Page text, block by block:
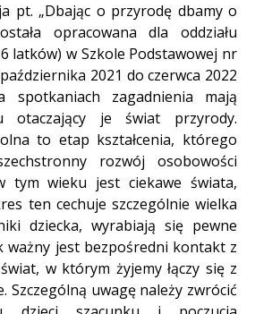
o przyrodę dbamy o
opracowana dla oddziału
latków) w Szkole Podstawowej nr
2021 do czerwca 2022
spotkaniach zagadnienia mają
otaczający je świat przyrody.
to etap kształcenia, którego
rozwój osobowości
tym wieku jest ciekawe świata,
ten cechuje szczególnie wielka
dziecka, wyrabiają się pewne
ważny jest bezpośredni kontakt z
w którym żyjemy łączy się z
Szczególną uwagę należy zwrócić